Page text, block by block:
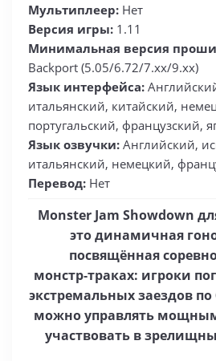
Мультиплеер: Нет
Версия игры: 1.11
Минимальная версия
Backport (5.05/6.72/7.xx/9.xx)
Язык интерфейса:
итальянский, китайский,
португальский, французский,
Язык озвучки: Английский,
итальянский, немецкий,
Перевод: Нет
Monster Jam Showdown
это динамичная
посвящённая
монстр‑траках: игроки
экстремальных заездов
можно управлять
участвовать в